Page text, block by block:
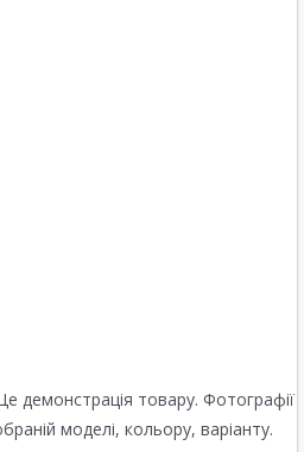
демонстрація товару. Фотографії
моделі, кольору, варіанту.